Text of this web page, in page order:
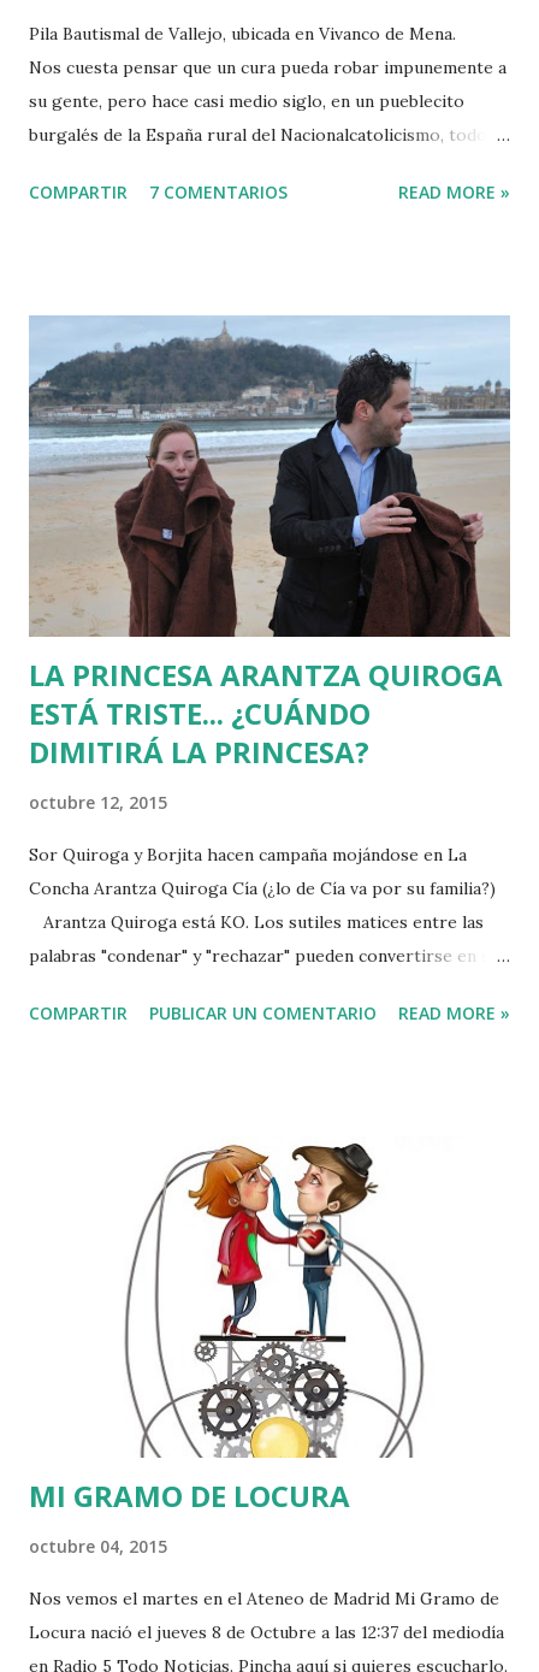
Pila Bautismal de Vallejo, ubicada en Vivanco de Mena.
Nos cuesta pensar que un cura pueda robar impunemente a
su gente, pero hace casi medio siglo, en un pueblecito
burgalés de la España rural del Nacionalcatolicismo, todo
cuando en mayo de 1969 llamó a un transportista por
más feo de su vida, que por cierto jamás cobró. - Oye,
Fanio, ¿no nos podrías sacar una piedra de la Iglesia? -
¿De qué parroquia? - De la de Vallejo. La “piedra” era
la pila bautismal de la Iglesia de San Lorenzo de Vallejo, una
joya del Románico tallada en piedra en el siglo XII. El
edificio fue declarado Patrimonio Artístico por la Junta de
Castilla y León en los años 80. Graci...
COMPARTIR 7 COMENTARIOS READ MORE »
LA PRINCESA ARANTZA QUIROGA
ESTÁ TRISTE... ¿CUÁNDO
DIMITIRÁ LA PRINCESA?
octubre 12, 2015
Sor Quiroga y Borjita hacen campaña mojándose en La
Concha Arantza Quiroga Cía (¿lo de Cía va por su familia?)
Arantza Quiroga está KO. Los sutiles matices entre las
palabras "condenar" y "rechazar" pueden convertirse en su
de verano, cuando los parlamentarios vascos se pusieron
también han traído bebés al mundo tres colegas
parlamentarias: una del PNV, otra del PSE y la todavía
presidenta del PP vasco. A Arantza Quiroga, madre de 5
HIJOS 5, el detalle galante debió abrirle las orejeras y
decidió dar un giro revolucionario a las tesis políticas que
ha defendido históricamente el PP sobre la forma de dar
carpetazo al terrorismo de ETA. A Quiroga se le ocurrió
sacar del atolladero la Ponencia de Paz y Convencia del
Parlamento Vas...
COMPARTIR PUBLICAR UN COMENTARIO READ MORE »
MI GRAMO DE LOCURA
octubre 04, 2015
Nos vemos el martes en el Ateneo de Madrid Mi Gramo de
Locura nació el jueves 8 de Octubre a las 12:37 del mediodía
en Radio 5 Todo Noticias. Pincha aquí si quieres escucharlo.